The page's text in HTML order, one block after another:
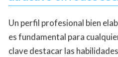
Un perfil profesional bien
es fundamental para
clave destacar las